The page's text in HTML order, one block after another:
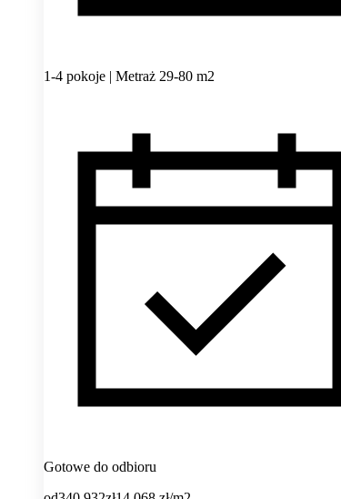
1-4 pokoje | Metraż 29-80 m2
Gotowe do odbioru